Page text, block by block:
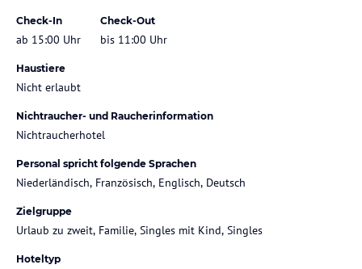
Check-In
ab 15:00 Uhr
Check-Out
bis 11:00 Uhr
Haustiere
Nicht erlaubt
Nichtraucher- und Raucherinformation
Nichtraucherhotel
Personal spricht folgende Sprachen
Niederländisch, Französisch, Englisch, Deutsch
Zielgruppe
Urlaub zu zweit, Familie, Singles mit Kind, Singles
Hoteltyp